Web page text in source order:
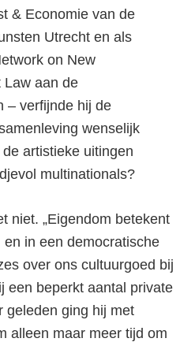
& Economie van de
Utrecht en als
on New
Law aan de
– verfijnde hij de
wenselijk
artistieke uitingen
multinationals?
niet. „Eigendom betekent
in een democratische
over ons cultuurgoed bij
een beperkt aantal private
geleden ging hij met
alleen maar meer tijd om